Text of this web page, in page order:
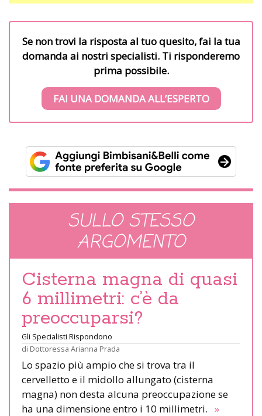
Se non trovi la risposta al tuo quesito, fai la tua
domanda ai nostri specialisti. Ti risponderemo
prima possibile.
FAI UNA DOMANDA ALL’ESPERTO
SULLO STESSO
ARGOMENTO
Cisterna magna di quasi
6 millimetri: c’è da
preoccuparsi?
Gli Specialisti Rispondono
di Dottoressa Arianna Prada
Lo spazio più ampio che si trova tra il
cervelletto e il midollo allungato (cisterna
magna) non desta alcuna preoccupazione se
ha una dimensione entro i 10 millimetri. »